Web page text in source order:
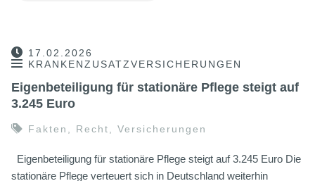
17.02.2026
KRANKENZUSATZVERSICHERUNGEN
Eigenbeteiligung für stationäre Pflege steigt auf
3.245 Euro
Fakten Recht Versicherungen
Eigenbeteiligung für stationäre Pflege steigt auf 3.245 Euro Die
stationäre Pflege verteuert sich in Deutschland weiterhin